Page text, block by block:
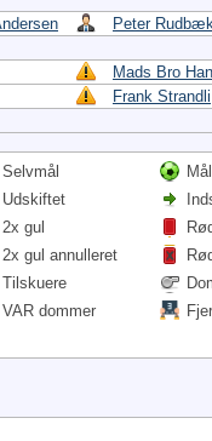
Peter
Mads Bro
Frank Strandli
Selvmål
Udskiftet
2x gul
2x gul annulleret
Tilskuere
VAR dommer